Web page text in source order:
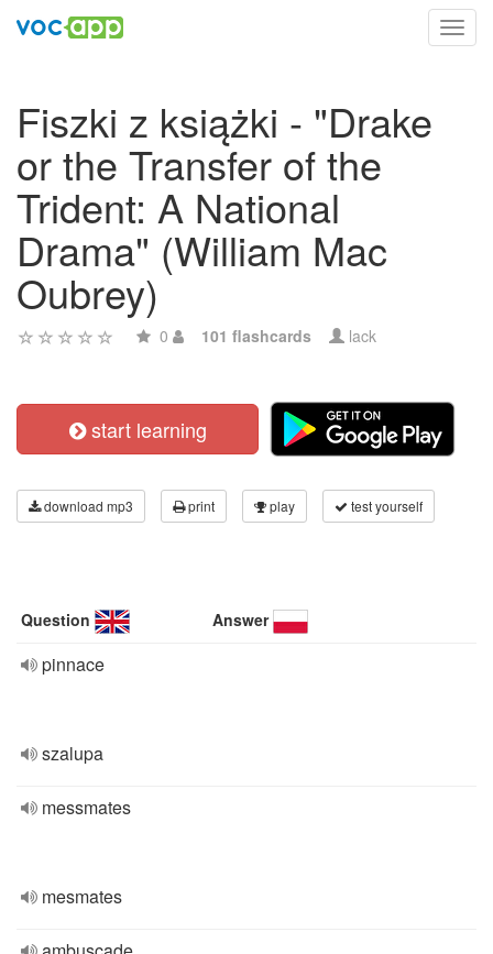
Fiszki z książki - "Drake
or the Transfer of the
Trident: A National
Drama" (William Mac
Oubrey)
0 101 flashcards lack
start learning
download mp3 print play test yourself
Question Answer
pinnace
szalupa
messmates
mesmates